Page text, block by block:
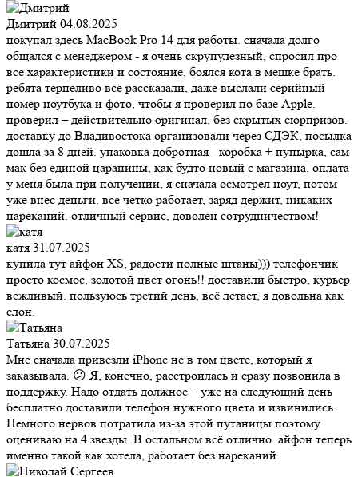
Дмитрий 04.08.2025
покупал здесь MacBook Pro 14 для работы. сначала долго
общался с менеджером - я очень скрупулезный, спросил про
все характеристики и состояние, боялся кота в мешке брать.
ребята терпеливо всё рассказали, даже выслали серийный
номер ноутбука и фото, чтобы я проверил по базе Apple.
проверил – действительно оригинал, без скрытых сюрпризов.
доставку до Владивостока организовали через СДЭК, посылка
дошла за 8 дней. упаковка добротная - коробка + пупырка, сам
мак без единой царапины, как будто новый с магазина. оплата
у меня была при получении, я сначала осмотрел ноут, потом
уже внес деньги. всё чётко работает, заряд держит, никаких
нареканий. отличный сервис, доволен сотрудничеством!
катя 31.07.2025
купила тут айфон XS, радости полные штаны))) телефончик
просто космос, золотой цвет огонь!! доставили быстро, курьер
вежливый. пользуюсь третий день, всё летает, я довольна как
слон.
Татьяна 30.07.2025
Мне сначала привезли iPhone не в том цвете, который я
заказывала. 😕 Я, конечно, расстроилась и сразу позвонила в
поддержку. Надо отдать должное – уже на следующий день
бесплатно доставили телефон нужного цвета и извинились.
Немного нервов потратила из-за этой путаницы поэтому
оцениваю на 4 звезды. В остальном всё отлично. айфон теперь
именно такой как хотела, работает без нареканий